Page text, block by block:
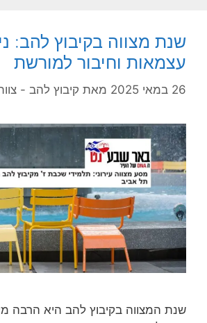
שנת מצווה בקיבוץ להב:
עצמאות וחיבור למורשת
26 במאי 2025 מאת קיבוץ להב -
שנת המצווה בקיבוץ להב היא הרבה